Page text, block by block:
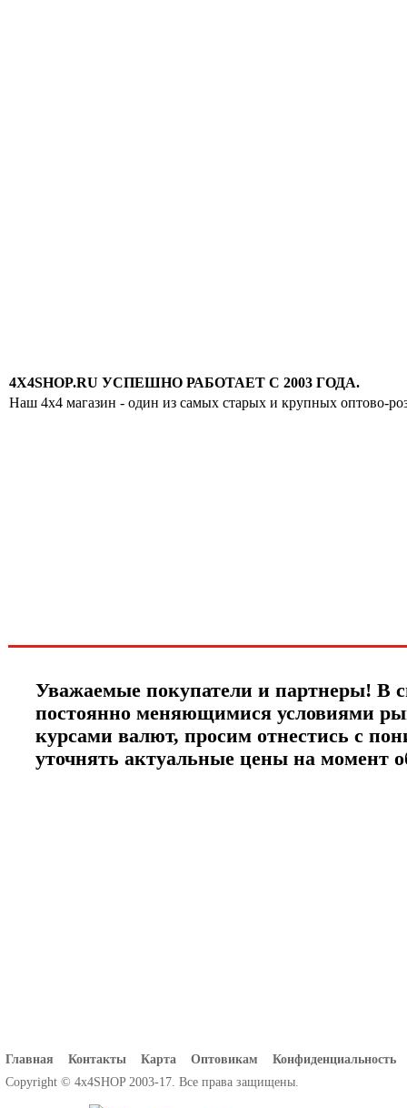
4X4SHOP.RU УСПЕШНО РАБОТАЕТ С 2003 ГОДА.
Наш 4x4 магазин - один из самых старых и крупных оптово-
Уважаемые покупатели и партнеры! В
постоянно меняющимися условиями
курсами валют, просим отнестись с
уточнять актуальные цены на момент
Главная Контакты Карта Оптовикам
Конфиденциальность
Copyright © 4x4SHOP 2003-17. Все права защищены.